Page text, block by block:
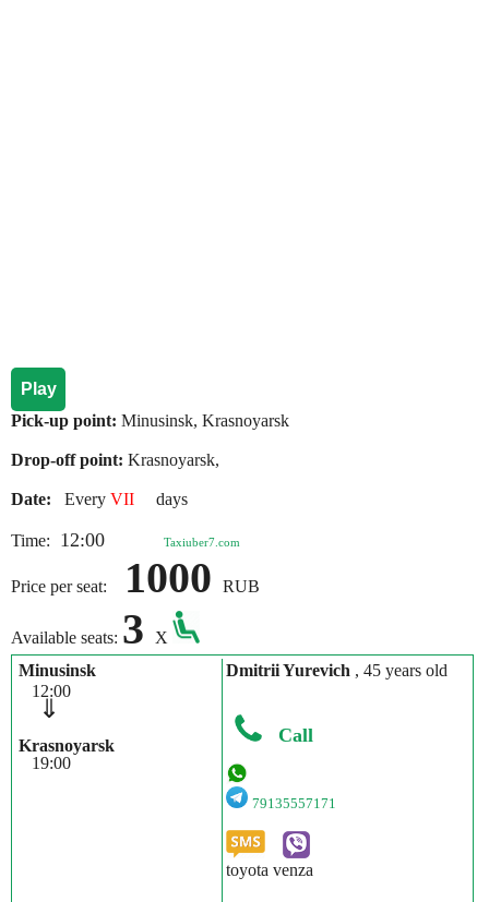
Play
Pick-up point: Minusinsk, Krasnoyarsk
Drop-off point: Krasnoyarsk,
Date: Every VII days
Time: 12:00 Taxiuber7.com
Price per seat: 1000 RUB
Available seats: 3
X
Minusinsk
12:00
⇓
Krasnoyarsk
19:00
Dmitrii Yurevich , 45 years old
Call
79135557171
toyota venza